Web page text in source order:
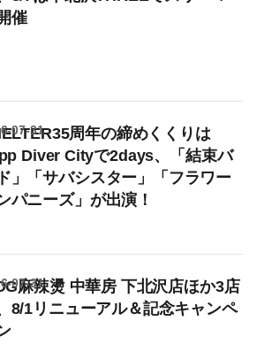
催
周年の締めくくりは
Diver Cityで2days、「結束バ
」「サバシスター」「フラワー
パニーズ」が出演！
07-31
麻辣燙 中華房 下北沢店ほか3店
8/1リニューアル＆記念キャンペ
07-31